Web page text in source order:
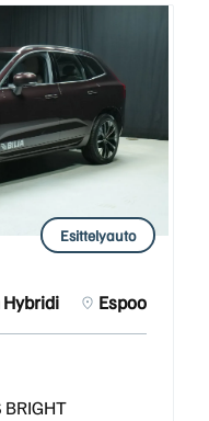
Esittelyauto
Hybridi Espoo
BRIGHT